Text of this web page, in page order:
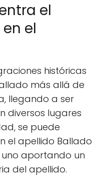
el
el
históricas
más allá de
llegando a ser
diversos lugares
se puede
el apellido Ballado
aportando un
del apellido.